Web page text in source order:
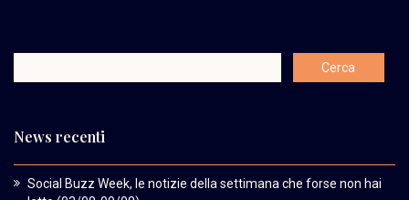
News recenti
Social Buzz Week, le notizie della settimana che forse non hai